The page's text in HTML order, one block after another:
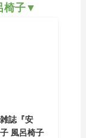
椅子▼
誌『安
風呂椅子